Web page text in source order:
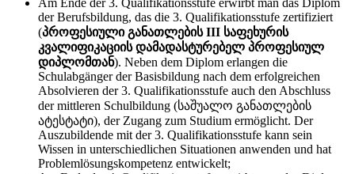
Am Ende der 3. Qualifikationsstufe erwirbt man das Diplom
der Berufsbildung, das die 3. Qualifikationsstufe zertifiziert
(პროფესიული განათლების III საფეხურის
კვალიფიკაციის დამადასტურებელ პროფესიულ
დიპლომთან). Neben dem Diplom erlangen die
Schulabgänger der Basisbildung nach dem erfolgreichen
Absolvieren der 3. Qualifikationsstufe auch den Abschluss
der mittleren Schulbildung (საშუალო განათლების
ატესტატი), der Zugang zum Studium ermöglicht. Der
Auszubildende mit der 3. Qualifikationsstufe kann sein
Wissen in unterschiedlichen Situationen anwenden und hat
Problemlösungskompetenz entwickelt;